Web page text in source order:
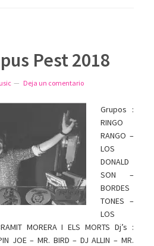
Pest 2018
Deja un comentario
Grupos :
RINGO
RANGO –
LOS
DONALD
SON –
BORDES
TONES –
LOS
MORERA I ELS MORTS Dj’s :
JOE – MR. BIRD – DJ ALLIN – MR.